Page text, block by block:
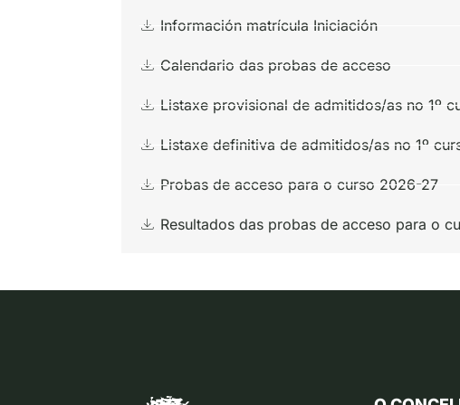
Información matrícula Iniciación
Calendario das probas de acceso
Listaxe provisional de admitidos/as no 1º
Listaxe definitiva de admitidos/as no 1º
Probas de acceso para o curso 2026-27
Resultados das probas de acceso para o